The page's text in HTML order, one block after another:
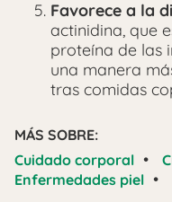
Favorece a la
actinidina, que
proteína de las
una manera
tras comidas
MÁS SOBRE:
Cuidado corporal •
Enfermedades piel •